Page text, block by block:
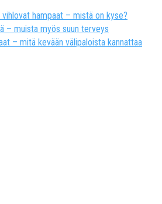
hampaat – mistä on kyse?
– muista myös suun terveys
– mitä kevään välipaloista kannattaa